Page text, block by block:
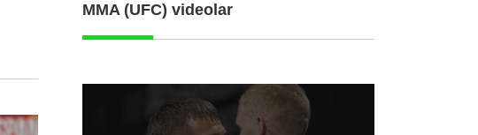
MMA (UFC) videolar